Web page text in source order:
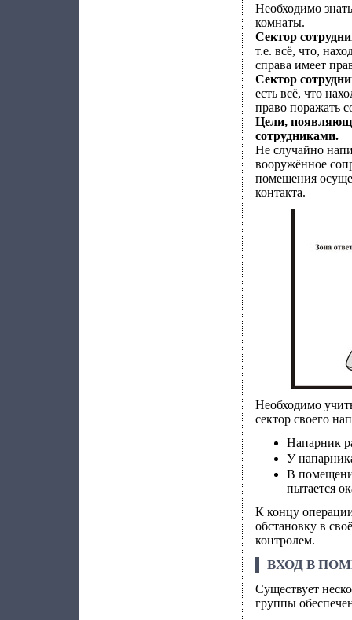
Необходимо
комнаты.
Сектор
т.е. всё, что,
справа имеет
Сектор
есть всё, что
право поражать
Цели,
сотрудниками.
Не случайно
вооружённое
помещения
контакта.
Необходимо
сектор своего
Напарник
У
В
пытается
К концу
обстановку в
контролем.
ВХОД В
Существует
группы